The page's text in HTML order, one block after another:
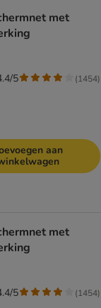
met
5 (1454)
aan
met
5 (1454)